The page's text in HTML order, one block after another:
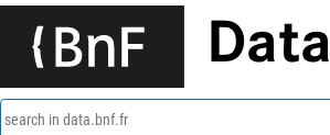
Data
search in data.bnf.fr